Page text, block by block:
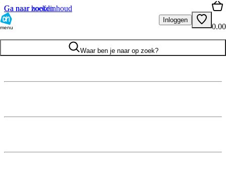
Ga naar hoofdinhoud
Ga naar zoeken
menu
Inloggen
0.00
Waar ben je naar op zoek?